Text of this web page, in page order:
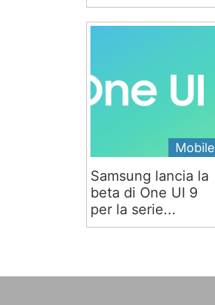
Mobile
Samsung lancia la
beta di One UI 9
per la serie...